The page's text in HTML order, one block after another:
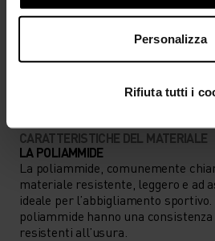
Personalizza
Rifiuta tutti i
QUALSIASI COSA MODERATA
CARATTERISTICHE DEL MATERIALE
LA POLIAMMIDE
La poliammide, comunemente
materiale resistente, leggero e ad
ideale per l’abbigliamento
poliammide hanno una
resistenti all’usura.